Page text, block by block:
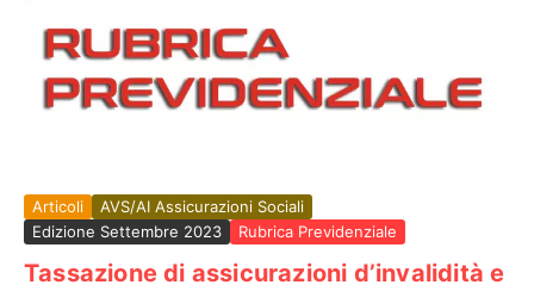
Articoli
AVS/AI Assicurazioni Sociali
Edizione Settembre 2023
Rubrica Previdenziale
Tassazione di assicurazioni d’invalidità e